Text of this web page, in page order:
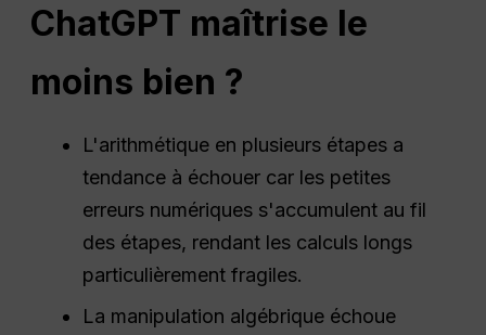
ChatGPT maîtrise le
moins bien ?
L'arithmétique en plusieurs étapes a
tendance à échouer car les petites
erreurs numériques s'accumulent au fil
des étapes, rendant les calculs longs
particulièrement fragiles.
La manipulation algébrique échoue